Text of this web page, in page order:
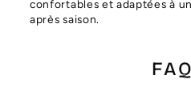
confortables et adaptées à
après saison.